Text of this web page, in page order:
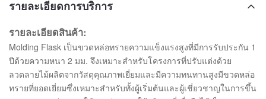
รายละเอียดการบริการ
รายละเอียดสินค้า:
Molding Flask เป็นขวดหล่อทรายความแข็งแรงสูงที่มีการรับประกัน 1
ปีด้วยความหนา 2 มม. จึงเหมาะสำหรับโครงการที่ปรับแต่งด้วย
ลวดลายไม้ผลิตจากวัสดุคุณภาพเยี่ยมและมีความทนทานสูงมีขวดหล่อ
ทรายที่ยอดเยี่ยมซึ่งเหมาะสำหรับทั้งผู้เริ่มต้นและผู้เชี่ยวชาญในการขึ้น